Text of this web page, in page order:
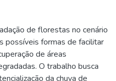
de florestas no cenário
possíveis formas de facilitar
de áreas
O trabalho busca
da chuva de